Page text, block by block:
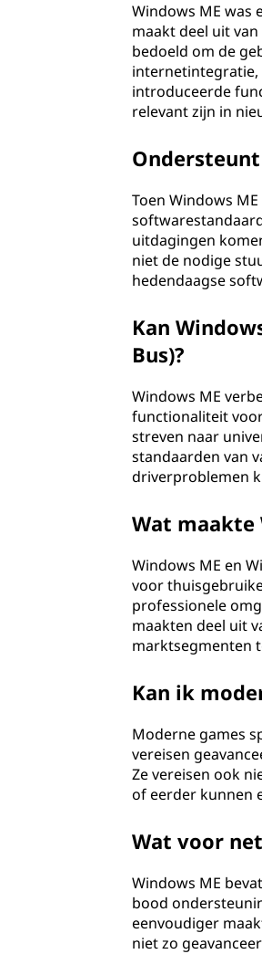
Windows ME was
maakt deel uit
bedoeld om de
internetintegratie,
introduceerde
relevant zijn in
Toen Windows
uitdagingen
niet de nodige
hedendaagse
Kan
Bus)?
Windows ME
functionaliteit
streven naar
standaarden van
driverproblemen
Wat maakte
Windows ME en
voor
professionele
maakten deel uit
marktsegmenten
Kan ik
Moderne games
vereisen
Ze vereisen ook
of eerder kunnen
Wat voor
Windows ME
bood
eenvoudiger
niet zo